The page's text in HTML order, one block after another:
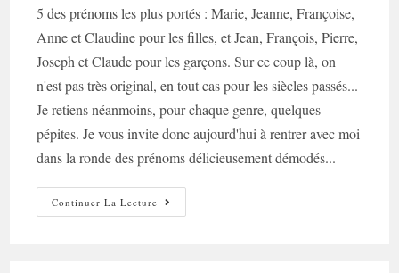
5 des prénoms les plus portés : Marie, Jeanne, Françoise,
Anne et Claudine pour les filles, et Jean, François, Pierre,
Joseph et Claude pour les garçons. Sur ce coup là, on
n'est pas très original, en tout cas pour les siècles passés...
Je retiens néanmoins, pour chaque genre, quelques
pépites. Je vous invite donc aujourd'hui à rentrer avec moi
dans la ronde des prénoms délicieusement démodés...
Continuer La Lecture La
Ronde